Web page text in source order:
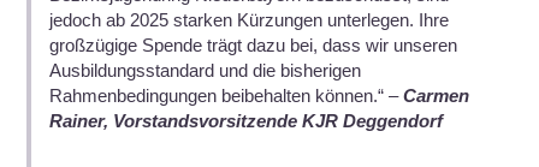
jedoch ab 2025 starken Kürzungen unterlegen. Ihre
großzügige Spende trägt dazu bei, dass wir unseren
Ausbildungsstandard und die bisherigen
Rahmenbedingungen beibehalten können.“ –Carmen
Rainer, Vorstandsvorsitzende KJR Deggendorf